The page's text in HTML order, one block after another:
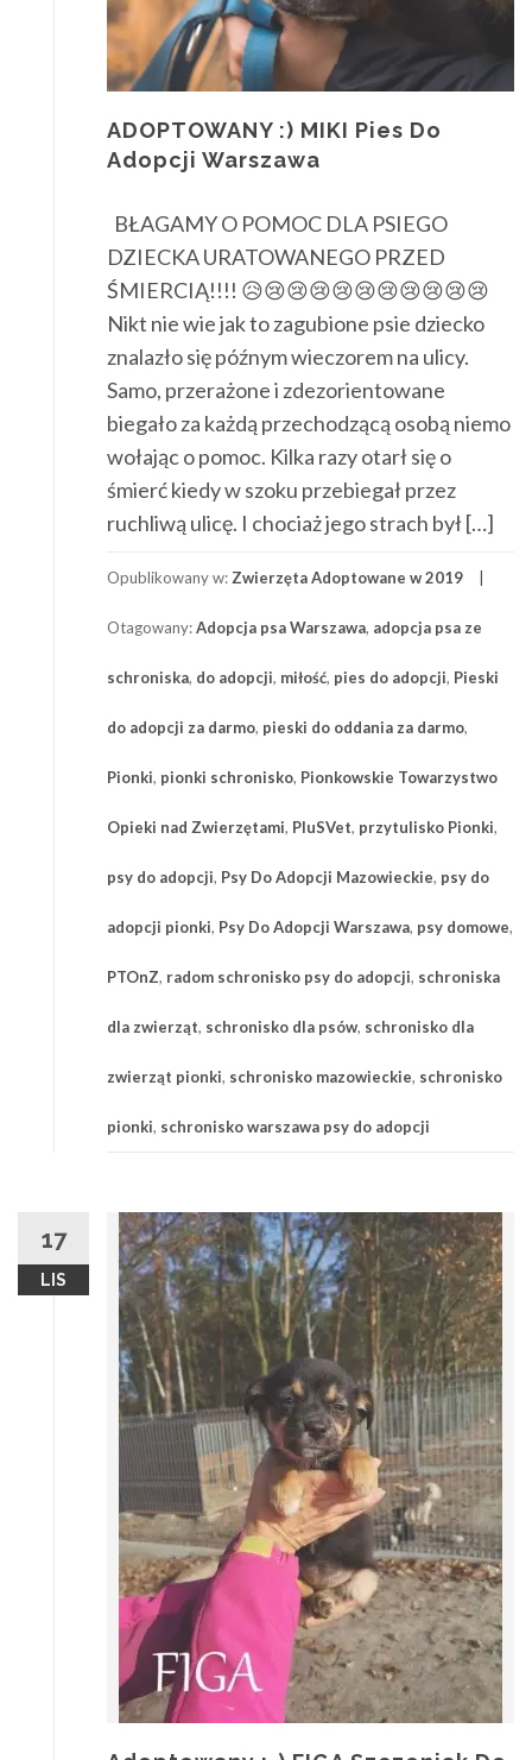
ADOPTOWANY :) MIKI Pies Do
Adopcji Warszawa
BŁAGAMY O POMOC DLA PSIEGO
DZIECKA URATOWANEGO PRZED
ŚMIERCIĄ!!!! 😥😢😢😢😢😢😢😢😢😢😢
Nikt nie wie jak to zagubione psie dziecko
znalazło się późnym wieczorem na ulicy.
Samo, przerażone i zdezorientowane
biegało za każdą przechodzącą osobą niemo
wołając o pomoc. Kilka razy otarł się o
śmierć kiedy w szoku przebiegał przez
ruchliwą ulicę. I chociaż jego strach był […]
Opublikowany w:Zwierzęta Adoptowane w 2019
Otagowany:Adopcja psa Warszawa, adopcja psa ze
schroniska, do adopcji, miłość, pies do adopcji, Pieski
do adopcji za darmo, pieski do oddania za darmo,
Pionki, pionki schronisko, Pionkowskie Towarzystwo
Opieki nad Zwierzętami, PluSVet, przytulisko Pionki,
psy do adopcji, Psy Do Adopcji Mazowieckie, psy do
adopcji pionki, Psy Do Adopcji Warszawa, psy domowe,
PTOnZ, radom schronisko psy do adopcji, schroniska
dla zwierząt, schronisko dla psów, schronisko dla
zwierząt pionki, schronisko mazowieckie, schronisko
pionki, schronisko warszawa psy do adopcji
17
LIS